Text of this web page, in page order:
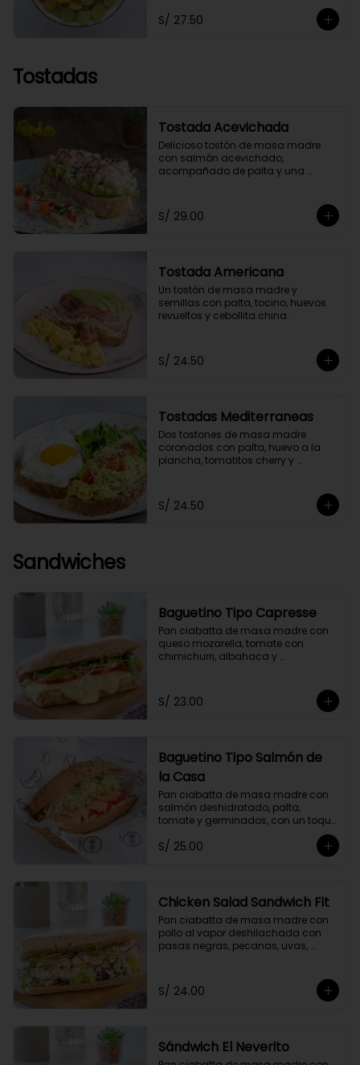
S/ 27.50
Tostadas
Tostada Acevichada
Delicioso tostón de masa madre
con salmón acevichado,
acompañado de palta y una
salsa acevichada a nuestro estilo
saludable.
S/ 29.00
Tostada Americana
Un tostón de masa madre y
semillas con palta, tocino, huevos
revueltos y cebollita china.
S/ 24.50
Tostadas Mediterraneas
Dos tostones de masa madre
coronados con palta, huevo a la
plancha, tomatitos cherry y
S/ 24.50
Sandwiches
Baguetino Tipo Capresse
Pan ciabatta de masa madre con
queso mozarella, tomate con
chimichurri, albahaca y
S/ 23.00
Baguetino Tipo Salmón de
la Casa
Pan ciabatta de masa madre con
salmón deshidratado, palta,
tomate y germinados, con un toque
cebolla china.
S/ 25.00
Chicken Salad Sandwich Fit
Pan ciabatta de masa madre con
pollo al vapor deshilachada con
pasas negras, pecanas, uvas,
germinados.
S/ 24.00
Sándwich El Neverito